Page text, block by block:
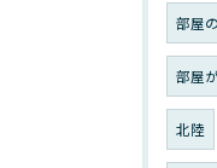
部屋
部屋
北陸